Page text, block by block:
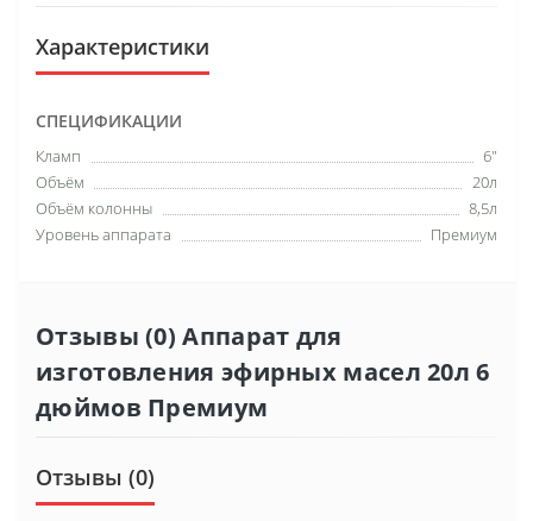
Характеристики
СПЕЦИФИКАЦИИ
Кламп
6"
Объём
20л
Объём колонны
8,5л
Уровень аппарата
Премиум
Отзывы (0) Аппарат для
изготовления эфирных масел 20л 6
дюймов Премиум
Отзывы (0)